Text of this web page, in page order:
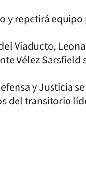
y repetirá
Viaducto,
Vélez
y Justicia
del transitorio